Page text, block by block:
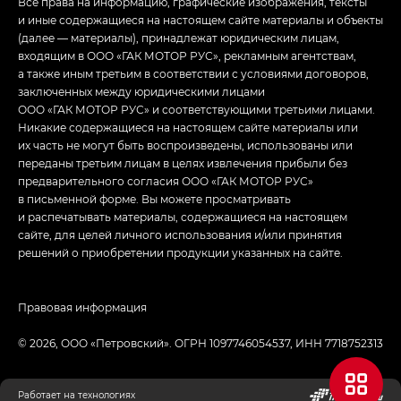
и иные содержащиеся на настоящем сайте материалы и объекты
(далее — материалы), принадлежат юридическим лицам,
входящим в ООО «ГАК МОТОР РУС», рекламным агентствам,
а также иным третьим в соответствии с условиями договоров,
заключенных между юридическими лицами
ООО «ГАК МОТОР РУС» и соответствующими третьими лицами.
Никакие содержащиеся на настоящем сайте материалы или
их часть не могут быть воспроизведены, использованы или
переданы третьим лицам в целях извлечения прибыли без
предварительного согласия ООО «ГАК МОТОР РУС»
в письменной форме. Вы можете просматривать
и распечатывать материалы, содержащиеся на настоящем
сайте, для целей личного использования и/или принятия
решений о приобретении продукции указанных на сайте.
© 2026, ООО «‎Петровский»‎. ОГРН 1097746054537, ИНН 7718752313
Правовая информация
Работает на технологиях